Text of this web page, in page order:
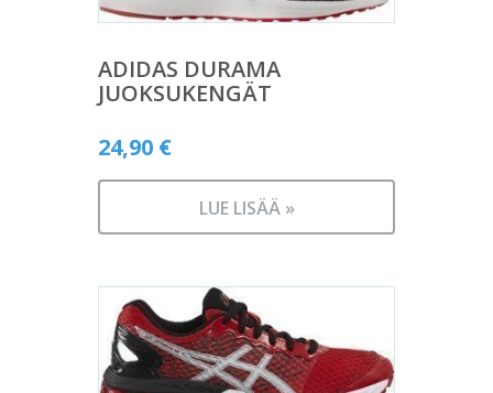
ADIDAS DURAMA
JUOKSUKENGÄT
24,90 €
LUE LISÄÄ »